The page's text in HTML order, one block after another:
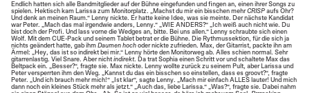
Endlich hatten sich alle Bandmitglieder auf der Bühne eingefunden und fingen an, einen ihrer Songs zu
spielen. Hektisch kam Larissa zum Monitorplatz. „Machst du mir ein bisschen mehrCRISP aufs Ohr?
Und denk an meinen Raum.“ Lenny nickte. Er hatte keine Idee, was sie meinte. Der nächste Kandidat
war Peter. „Mach das mal irgendwie anders, Lenny.“ „WIE ANDERS?“ „Ich weiß auch nicht wie. Du
bist doch der Profi. Und lass vorne die Wedges an, bitte. Bei uns allen.“ Lenny schraubte sich einen
Wolf. Mit dem CUE-Pack und seinem Tablet betrat er die Bühne. Die Rythmussektion, für die sich ja
nichts geändert hatte, gab ihm Daumen hoch oder nickte zufrieden. Max, der Gitarrist, packte ihn am
Ärmel: „Hey, das ist so indirekt bei mir.“ Lenny hörte den Monitorweg ab. Alles schien normal. Sehr
gitarrenlastig. Viel Snare. Aber nicht indirekt. Da trat Sophia einen Schritt vor und schaltete Max das
Beltpack ein. „Besser?“, fragte sie. Max nickte. Lenny wollte zurück zu seinem Pult, aber Larissa und
Peter versperrten ihm den Weg. „Kannst du das ein bisschen so einstellen, dass es groovt?“, fragte
Peter. „Und ich brauch mehr mich!“ „Ist klar“, sagte Lenny. „Mach mir einfach ALLES lauter! Und mich
dann noch ein kleines Stück mehr als jetzt.“ „Auch das, liebe Larissa.“ „Was?“, fragte sie. Dabei nahm